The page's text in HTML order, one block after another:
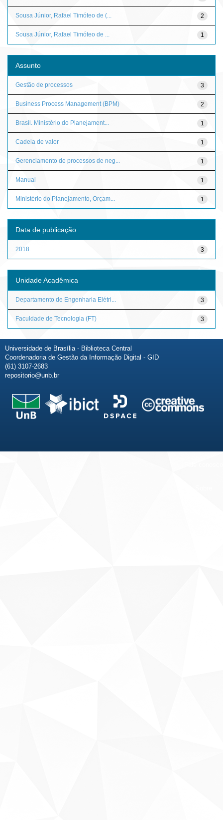
2
Sousa Júnior, Rafael Timóteo de (...
1
Sousa Júnior, Rafael Timóteo de ...
Assunto
3
Gestão de processos
2
Business Process Management (BPM)
1
Brasil. Ministério do Planejament...
1
Cadeia de valor
1
Gerenciamento de processos de neg...
1
Manual
1
Ministério do Planejamento, Orçam...
Data de publicação
3
2018
Unidade Acadêmica
3
Departamento de Engenharia Elétri...
3
Faculdade de Tecnologia (FT)
Universidade de Brasília - Biblioteca Central
Coordenadoria de Gestão da Informação Digital - GID
(61) 3107-2683
repositorio@unb.br